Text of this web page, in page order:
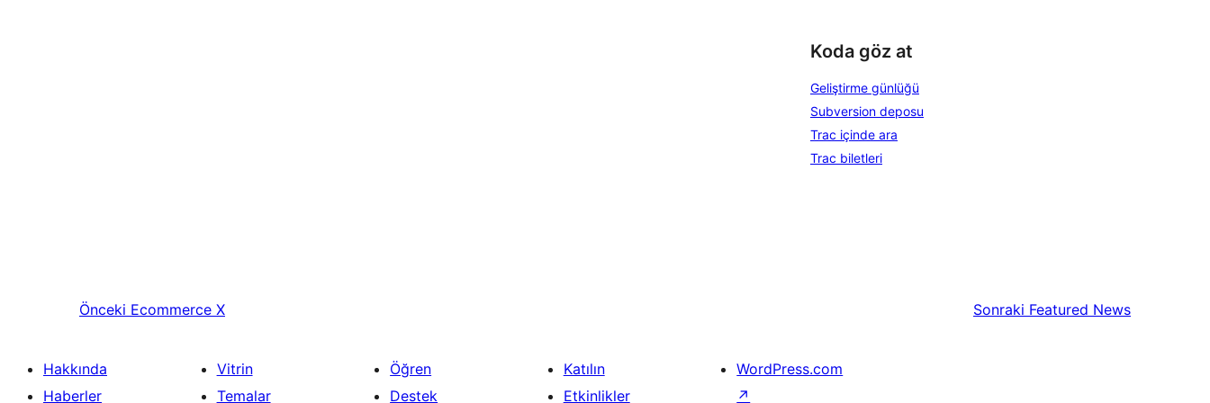
Koda göz at
Geliştirme günlüğü
Subversion deposu
Trac içinde ara
Trac biletleri
Önceki Ecommerce X Sonraki Featured News
Hakkında
Haberler
Vitrin
Temalar
Öğren
Destek
Katılın
Etkinlikler
WordPress.com
↗